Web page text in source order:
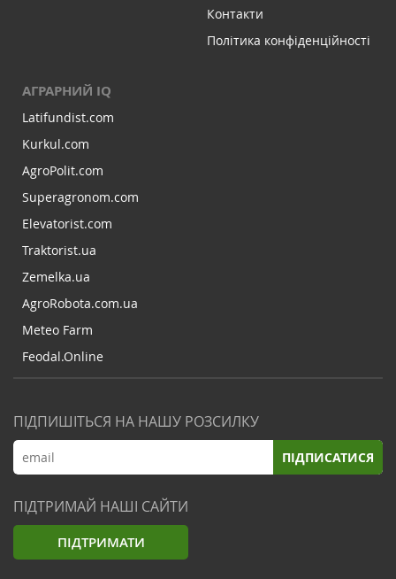
Контакти
Політика конфіденційності
АГРАРНИЙ IQ
Latifundist.com
Kurkul.com
AgroPolit.com
Superagronom.com
Elevatorist.com
Traktorist.ua
Zemelka.ua
AgroRobota.com.ua
Meteo Farm
Feodal.Online
ПІДПИШІТЬСЯ НА НАШУ РОЗСИЛКУ
ПІДПИСАТИСЯ
ПІДТРИМАЙ НАШІ САЙТИ
ПІДТРИМАТИ